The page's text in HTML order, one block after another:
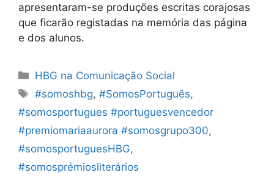
apresentaram-se produções escritas corajosas
que ficarão registadas na memória das página
e dos alunos.
Categorias
HBG na Comunicação Social
Etiquetas
#somoshbg,#SomosPortuguês,
#somosportugues #portuguesvencedor
#premiomariaaurora #somosgrupo300,
#somosportuguesHBG,
#somosprémiosliterários